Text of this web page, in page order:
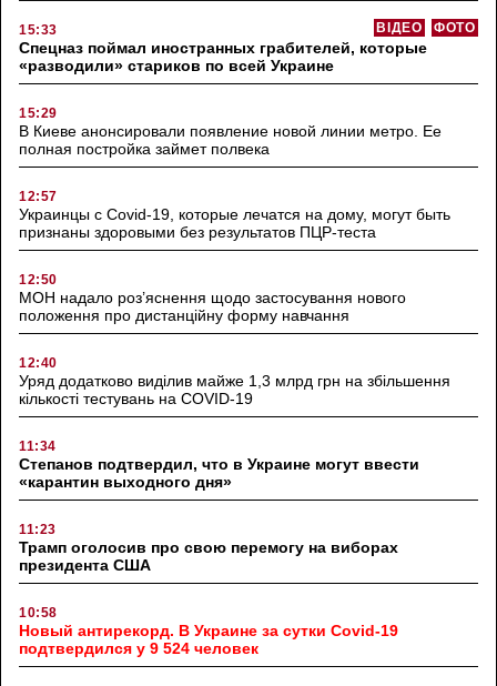
15:33 ФОТО
ВІДЕО
Спецназ поймал иностранных грабителей, которые
«разводили» стариков по всей Украине
15:29
В Киеве анонсировали появление новой линии метро. Ее
полная постройка займет полвека
12:57
Украинцы с Covid-19, которые лечатся на дому, могут быть
признаны здоровыми без результатов ПЦР-теста
12:50
МОН надало роз’яснення щодо застосування нового
положення про дистанційну форму навчання
12:40
Уряд додатково виділив майже 1,3 млрд грн на збільшення
кількості тестувань на COVID-19
11:34
Степанов подтвердил, что в Украине могут ввести
«карантин выходного дня»
11:23
Трамп оголосив про свою перемогу на виборах
президента США
10:58
Новый антирекорд. В Украине за сутки Covid-19
подтвердился у 9 524 человек